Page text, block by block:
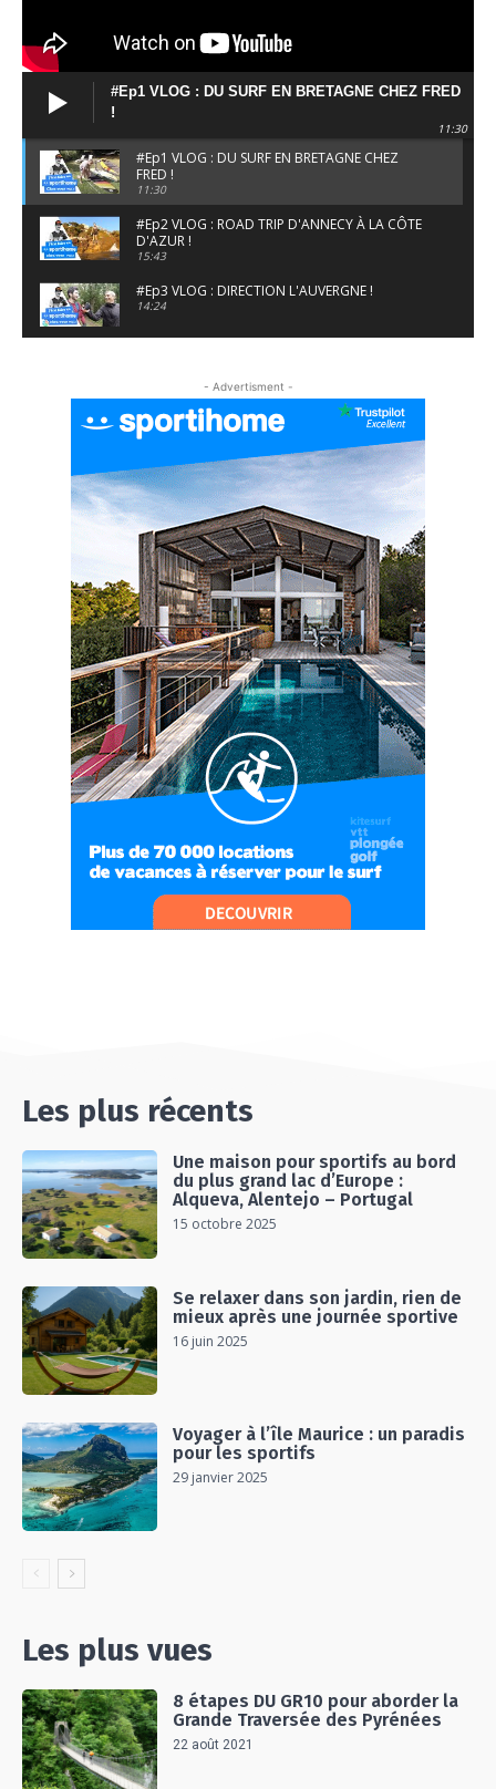
#Ep1 VLOG : DU SURF EN BRETAGNE CHEZ FRED
!
11:30
#Ep1 VLOG : DU SURF EN BRETAGNE CHEZ
FRED !
11:30
#Ep2 VLOG : ROAD TRIP D'ANNECY À LA CÔTE
D'AZUR !
15:43
#Ep3 VLOG : DIRECTION L'AUVERGNE !
14:24
#EP6 VLOG : SKI & RANDONNÉE DANS LES
ALPES
#EP7 VLOG : DE LA RAQUETTE EN PLEIN MILIEU
DU BEAUFORTAIN
04:09
#Ep8 VLOG : DÉCOUVERTE DU VERCORS ET DU
BASSIN GRENOBLOIS !
09:04
#Ep9 VLOG : UN SPORTIHOME CHEZ
SPORTIHOME !
07:21
#Ep10 VLOG : UN SEJOUR SPORTIF PROCHE DE
PARIS !
07:37
#Ep11 VLOG : SÉJOUR AU BORD DE LA SAÔNE
ET AU LAC D’AIGUEBELETTE
05:55
#Ep12 VLOG : ANNECY, ENTRE LAC ET
06:26
UN SÉJOUR SPORT & NATURE
07:19
- Advertisment -
Les plus récents
Une maison pour sportifs au bord
du plus grand lac d’Europe :
Alqueva, Alentejo – Portugal
15 octobre 2025
Se relaxer dans son jardin, rien de
mieux après une journée sportive
16 juin 2025
Voyager à l’île Maurice : un paradis
pour les sportifs
29 janvier 2025
Les plus vues
8 étapes DU GR10 pour aborder la
Grande Traversée des Pyrénées
22 août 2021